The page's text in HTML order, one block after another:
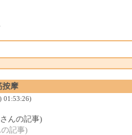
按摩
01:53:26)
んの記事)
記事)